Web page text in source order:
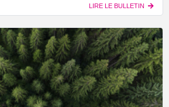
LIRE LE BULLETIN